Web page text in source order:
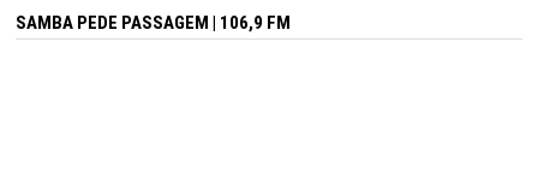
SAMBA PEDE PASSAGEM | 106,9 FM